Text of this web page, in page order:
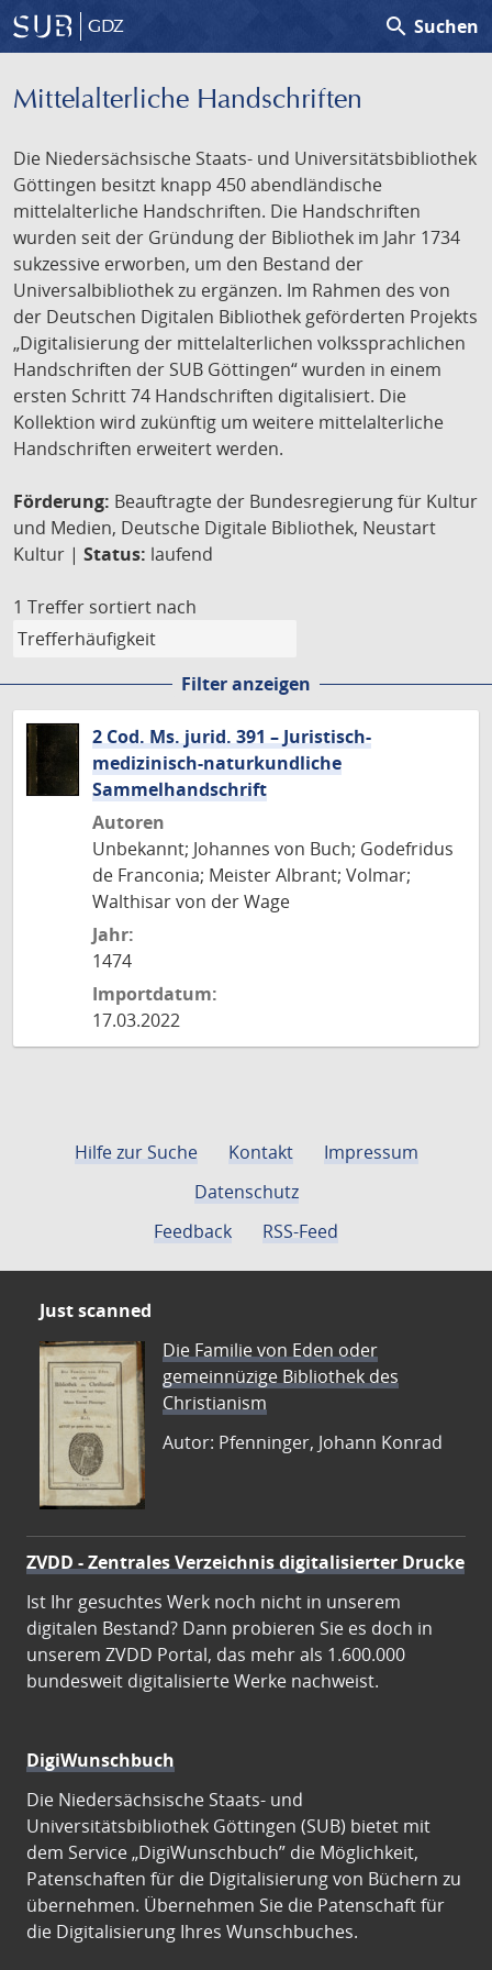
GDZ search Suchen
Mittelalterliche Handschriften
Die Niedersächsische Staats- und Universitätsbibliothek
Göttingen besitzt knapp 450 abendländische
mittelalterliche Handschriften. Die Handschriften
wurden seit der Gründung der Bibliothek im Jahr 1734
sukzessive erworben, um den Bestand der
Universalbibliothek zu ergänzen. Im Rahmen des von
der Deutschen Digitalen Bibliothek geförderten Projekts
„Digitalisierung der mittelalterlichen volkssprachlichen
Handschriften der SUB Göttingen“ wurden in einem
ersten Schritt 74 Handschriften digitalisiert. Die
Kollektion wird zukünftig um weitere mittelalterliche
Handschriften erweitert werden.
Förderung: Beauftragte der Bundesregierung für Kultur
und Medien, Deutsche Digitale Bibliothek, Neustart
Kultur | Status: laufend
1 Treffer sortiert nach
Filter anzeigen
2 Cod. Ms. jurid. 391 – Juristisch-
medizinisch-naturkundliche
Sammelhandschrift
Autoren
Unbekannt; Johannes von Buch; Godefridus
de Franconia; Meister Albrant; Volmar;
Walthisar von der Wage
Jahr:
1474
Importdatum:
17.03.2022
Hilfe zur Suche Kontakt
Impressum
Datenschutz
Feedback
RSS-Feed
Just scanned
Die Familie von Eden oder
gemeinnüzige Bibliothek des
Christianism
Autor: Pfenninger, Johann Konrad
ZVDD - Zentrales Verzeichnis digitalisierter Drucke
Ist Ihr gesuchtes Werk noch nicht in unserem
digitalen Bestand? Dann probieren Sie es doch in
unserem ZVDD Portal, das mehr als 1.600.000
bundesweit digitalisierte Werke nachweist.
DigiWunschbuch
Die Niedersächsische Staats- und
Universitätsbibliothek Göttingen (SUB) bietet mit
dem Service „DigiWunschbuch” die Möglichkeit,
Patenschaften für die Digitalisierung von Büchern zu
übernehmen. Übernehmen Sie die Patenschaft für
die Digitalisierung Ihres Wunschbuches.